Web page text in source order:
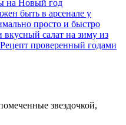
на Новый год
быть в арсенале у
просто и быстро
вкусный салат на зиму из
проверенный годами
звездочкой,